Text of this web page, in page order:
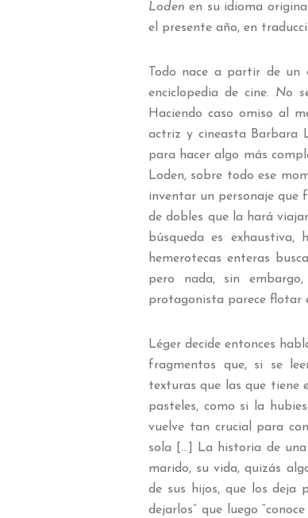
Lodenen su idioma
el presente año, en
Todo nace a partir de un
enciclopedia de cine. No
Haciendo caso omiso al
actriz y cineasta Barbara
para hacer algo más
Loden, sobre todo ese
inventar un personaje que
de dobles que la hará
búsqueda es
hemerotecas enteras
pero nada, sin
protagonista parece flotar
Léger decide entonces
fragmentos que, si se
texturas que las que tiene
pasteles, como si la
vuelve tan crucial para
sola […] La historia de
marido, su vida, quizás
de sus hijos, que los deja
dejarlos” que luego